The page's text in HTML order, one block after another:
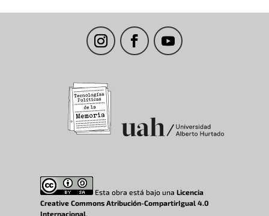
Esta obra está bajo unaLicencia
Creative Commons Atribución-CompartirIgual 4.0
Internacional.